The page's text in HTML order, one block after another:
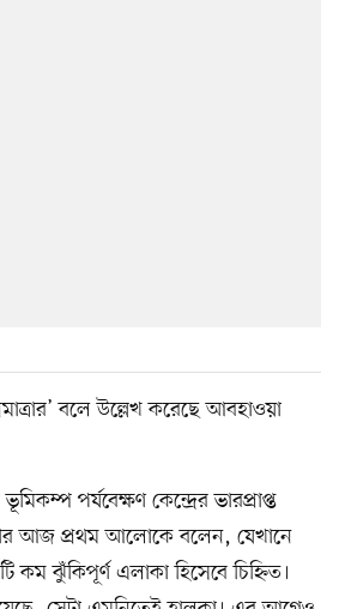
বলে উল্লেখ করেছে আবহাওয়া
পর্যবেক্ষণ কেন্দ্রের ভারপ্রাপ্ত
আজ প্রথম আলোকে বলেন, যেখানে
কম ঝুঁকিপূর্ণ এলাকা হিসেবে চিহ্নিত।